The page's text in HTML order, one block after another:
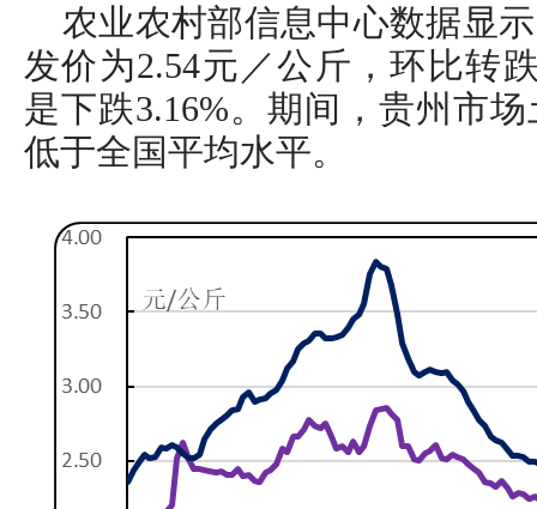
农业农村部信息中心数据显
发价为2.54元／公斤，环比转
是下跌3.16%。期间，贵州市
低于全国平均水平。